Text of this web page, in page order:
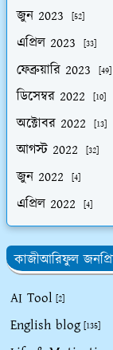
জুন 2023 [52]
এপ্রিল 2023 [33]
ফেব্রুয়ারি 2023 [49]
ডিসেম্বর 2022 [10]
অক্টোবর 2022 [13]
আগস্ট 2022 [32]
জুন 2022 [4]
এপ্রিল 2022 [4]
কাজীআরিফুল
AI Tool [2]
English blog [135]